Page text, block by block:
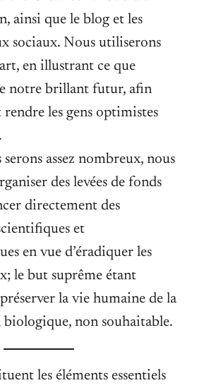
ainsi que le blog et les
sociaux. Nous utiliserons
en illustrant ce que
notre brillant futur, afin
rendre les gens optimistes
assez nombreux, nous
des levées de fonds
directement des
et
en vue d’éradiquer les
le but suprême étant
la vie humaine de la
non souhaitable.
les éléments essentiels